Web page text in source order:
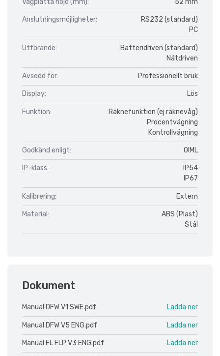
Anslutningsmöjligheter:
RS232 (standard)
PC
Utförande:
Batteridriven (standard)
Nätdriven
Avsedd för: Professionellt bruk
Display: Lös
Funktion:
Räknefunktion (ej räknevåg)
Procentvägning
Kontrollvägning
Godkänd enligt: OIML
IP-klass:
IP54
IP67
Kalibrering: Extern
Material:
ABS (Plast)
Stål
Dokument
Manual DFW V1 SWE.pdf Ladda ner
Manual DFW V5 ENG.pdf Ladda ner
Manual FL FLP V3 ENG.pdf Ladda ner